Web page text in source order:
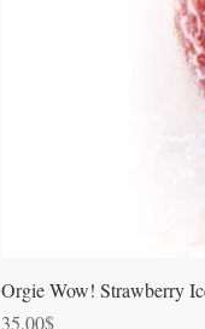
Orgie Wow! Strawberry
Price
35.00$